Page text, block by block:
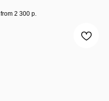
from 2 300 р.